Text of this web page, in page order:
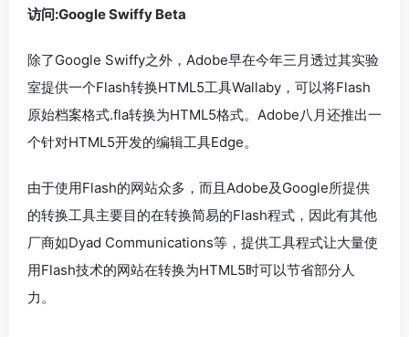
访问:Google Swiffy Beta
除了Google Swiffy之外，Adobe早在今年三月透过其实验
室提供一个Flash转换HTML5工具Wallaby，可以将Flash
原始档案格式.fla转换为HTML5格式。Adobe八月还推出一
个针对HTML5开发的编辑工具Edge。
由于使用Flash的网站众多，而且Adobe及Google所提供
的转换工具主要目的在转换简易的Flash程式，因此有其他
厂商如Dyad Communications等，提供工具程式让大量使
用Flash技术的网站在转换为HTML5时可以节省部分人
力。